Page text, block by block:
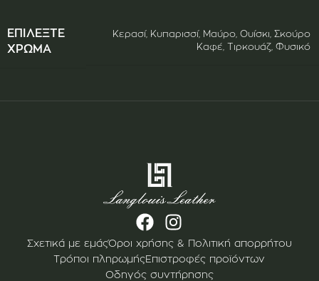
ΕΠΙΛΈΞΤΕ
ΧΡΏΜΑ
Κερασί, Κυπαρισσί, Μαύρο, Ουίσκι, Σκούρο
Καφέ, Τιρκουάζ, Φυσικό
Σχετικά με εμάςΌροι χρήσης & Πολιτική απορρήτου
Τρόποι πληρωμήςΕπιστροφές προϊόντων
Οδηγός συντήρησης